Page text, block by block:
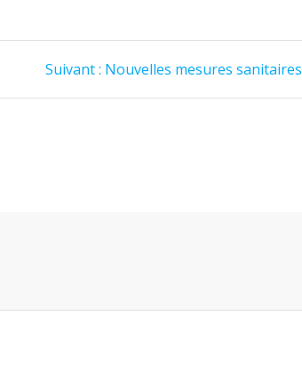
Suivant : Article
Nouvelles mesures sanitaires